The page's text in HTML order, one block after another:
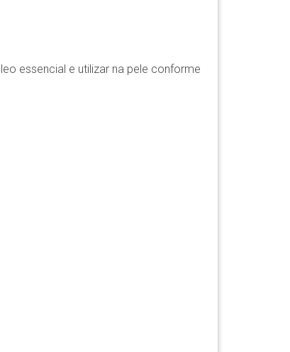
essencial e utilizar na pele conforme